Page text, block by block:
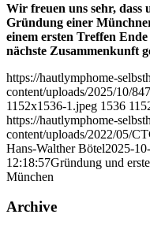
Wir freuen uns sehr, dass
Gründung einer
einem ersten Treffen
nächste Zusammenkunft
https://hautlymphome-
content/uploads/2025/10/
1152x1536-1.jpeg 1536
https://hautlymphome-
content/uploads/2022/05/
Hans-Walther Bötel2025-
12:18:57Gründung und
München
Archive